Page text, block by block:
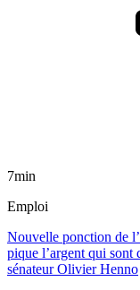
7min
Emploi
Nouvelle ponction de
pique l’argent qui sont
sénateur Olivier Henno